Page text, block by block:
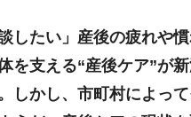
したい」産後の疲れや
を支える“産後ケア”が
しかし、市町村によっ